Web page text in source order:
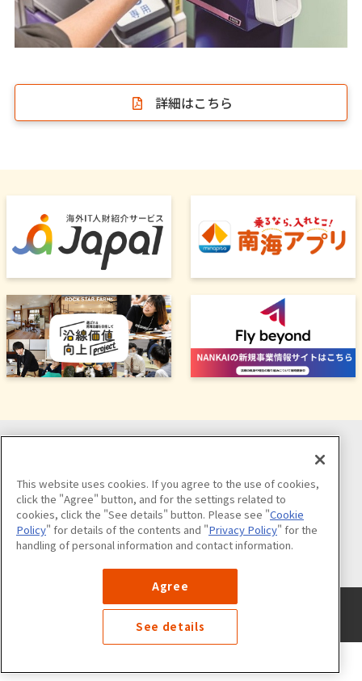
詳細はこちら
公式アカウント一覧
サイトのご利用について プライバシーポリシー
サイトマップ
This website uses cookies. If you agree to the use of cookies,
click the "Agree" button, and for the settings related to
cookies, click the "See details" button. Please see "Cookie
Policy" for details of the contents and "Privacy Policy" for the
handling of personal information and contact information.
Agree
See details